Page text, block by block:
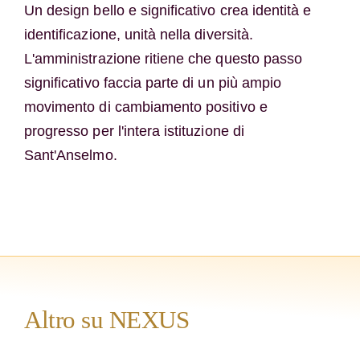
Un design bello e significativo crea identità e
identificazione, unità nella diversità.
L'amministrazione ritiene che questo passo
significativo faccia parte di un più ampio
movimento di cambiamento positivo e
progresso per l'intera istituzione di
Sant'Anselmo.
Altro su NEXUS